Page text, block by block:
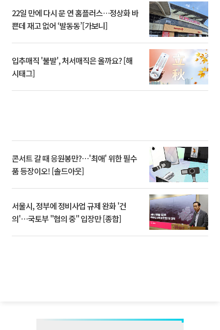
22일 만에 다시 문 연 홈플러스…정상화 바
쁜데 재고 없어 ‘발동동’[가보니]
입추매직 '불발', 처서매직은 올까요? [해
시태그]
콘서트 갈 때 응원봉만?⋯'최애' 위한 필수
품 등장이오! [솔드아웃]
서울시, 정부에 정비사업 규제 완화 '건
의'⋯국토부 "협의 중" 입장만 [종합]